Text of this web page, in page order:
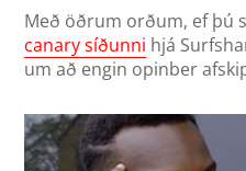
Með öðrum orðum, ef þú
canary síðunni hjá
um að engin opinber